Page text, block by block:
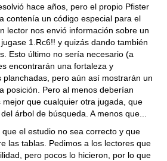
hace años, pero el propio Pfister
contenía un código especial para el
lector nos envió información sobre un
1.Rc6!! y quizás dando también
Esto último no sería necesario (a
encontrarán una fortaleza y
pero aún así mostrarán un
posición. Pero al menos deberían
que cualquier otra jugada, que
árbol de búsqueda. A menos que...
el estudio no sea correcto y que
las tablas. Pedimos a los lectores que
pero pocos lo hicieron, por lo que